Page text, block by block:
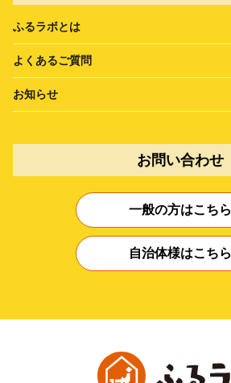
ふるラボとは
よくあるご質問
お知らせ
お問い合わせ
一般の方はこちら
自治体様はこちら